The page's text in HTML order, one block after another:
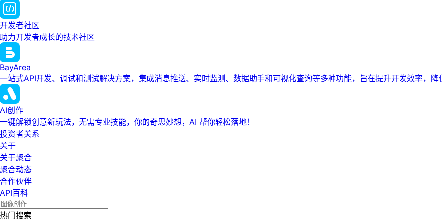
开发者社区
助力开发者成长的技术社区
BayArea
一站式API开发、调试和测试解决方案，集成消息推送、实时监测、数据助手和可视化查询等多种功能，旨在提升开发效率，降
AI创作
一键解锁创意新玩法，无需专业技能，你的奇思妙想，AI 帮你轻松落地！
投资者关系
关于
关于聚合
聚合动态
合作伙伴
API百科
热门搜索